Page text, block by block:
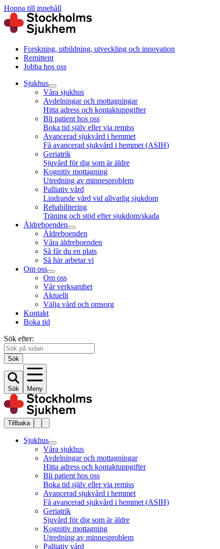
Hoppa till innehåll
Forskning, utbildning, utveckling och innovation
Remittent
Jobba hos oss
Sjukhus
Våra sjukhus
Avdelningar och mottagningar
Hitta adress och kontaktuppgifter
Bli patient hos oss
Boka tid själv eller via remiss
Avancerad sjukvård i hemmet
Få avancerad sjukvård i hemmet (ASIH)
Geriatrik
Sjuvård för dig som är äldre
Kognitiv mottagning
Utredning av minnesproblem
Palliativ vård
Lindrande vård vid allvarlig sjukdom
Rehabilitering
Träning och stöd efter sjukdom/skada
Äldreboenden
Äldreboenden
Våra äldreboenden
Så får du en plats
Så här arbetar vi
Om oss
Om oss
Vår verksamhet
Aktuellt
Välja vård och omsorg
Kontakt
Boka tid
Sök efter:
Sök
Sök Meny
Tillbaka
Sjukhus
Våra sjukhus
Avdelningar och mottagningar
Hitta adress och kontaktuppgifter
Bli patient hos oss
Boka tid själv eller via remiss
Avancerad sjukvård i hemmet
Få avancerad sjukvård i hemmet (ASIH)
Geriatrik
Sjuvård för dig som är äldre
Kognitiv mottagning
Utredning av minnesproblem
Palliativ vård